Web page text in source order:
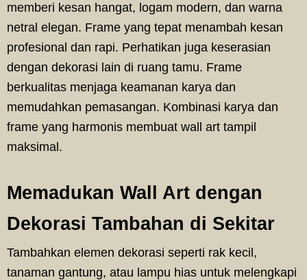
memberi kesan hangat, logam modern, dan warna
netral elegan. Frame yang tepat menambah kesan
profesional dan rapi. Perhatikan juga keserasian
dengan dekorasi lain di ruang tamu. Frame
berkualitas menjaga keamanan karya dan
memudahkan pemasangan. Kombinasi karya dan
frame yang harmonis membuat wall art tampil
maksimal.
Memadukan Wall Art dengan
Dekorasi Tambahan di Sekitar
Tambahkan elemen dekorasi seperti rak kecil,
tanaman gantung, atau lampu hias untuk melengkapi